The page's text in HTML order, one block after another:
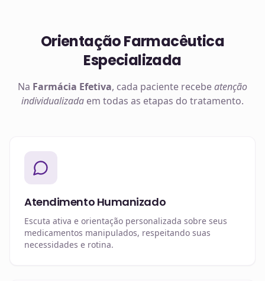
Orientação Farmacêutica
Especializada
Na Farmácia Efetiva, cada paciente recebeatenção
individualizada em todas as etapas do tratamento.
Atendimento Humanizado
Escuta ativa e orientação personalizada sobre seus
medicamentos manipulados, respeitando suas
necessidades e rotina.